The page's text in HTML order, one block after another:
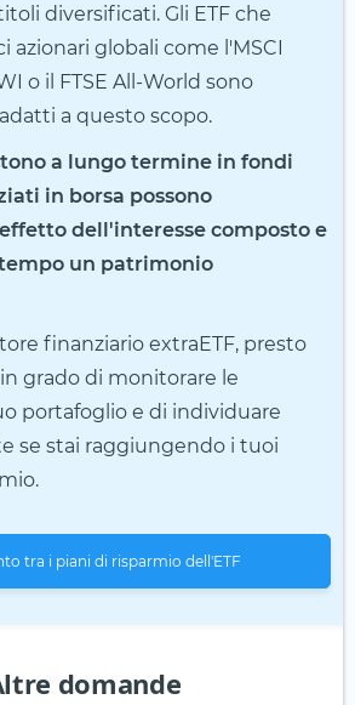
diversificati. Gli ETF che
azionari globali come l'MSCI
o il FTSE All-World sono
a questo scopo.
a lungo termine in fondi
in borsa possono
dell'interesse composto e
un patrimonio
finanziario extraETF, presto
grado di monitorare le
portafoglio e di individuare
se stai raggiungendo i tuoi
tra i piani di risparmio dell'ETF
domande